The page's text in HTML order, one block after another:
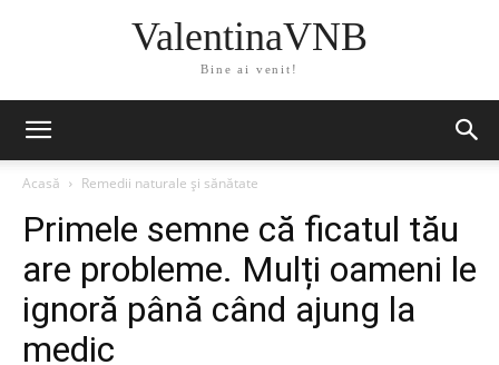
ValentinaVNB
Bine ai venit!
Acasă Remedii naturale și sănătate
Primele semne că ficatul tău
are probleme. Mulți oameni le
ignoră până când ajung la
medic